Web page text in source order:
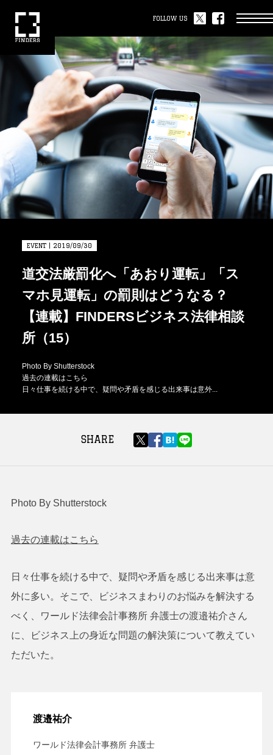
FOLLOW US
EVENT | 2019/09/30
道交法厳罰化へ「あおり運転」「ス
マホ見運転」の罰則はどうなる？
【連載】FINDERSビジネス法律相談
所（15）
Photo By Shutterstock
過去の連載はこちら
日々仕事を続ける中で、疑問や矛盾を感じる出来事は意外...
SHARE
Photo By Shutterstock
過去の連載はこちら
日々仕事を続ける中で、疑問や矛盾を感じる出来事は意
外に多い。そこで、ビジネスまわりのお悩みを解決する
べく、ワールド法律会計事務所 弁護士の渡邉祐介さん
に、ビジネス上の身近な問題の解決策について教えてい
ただいた。
渡邉祐介
ワールド法律会計事務所 弁護士